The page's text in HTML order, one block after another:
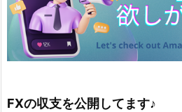
FXの収支を公開してます♪